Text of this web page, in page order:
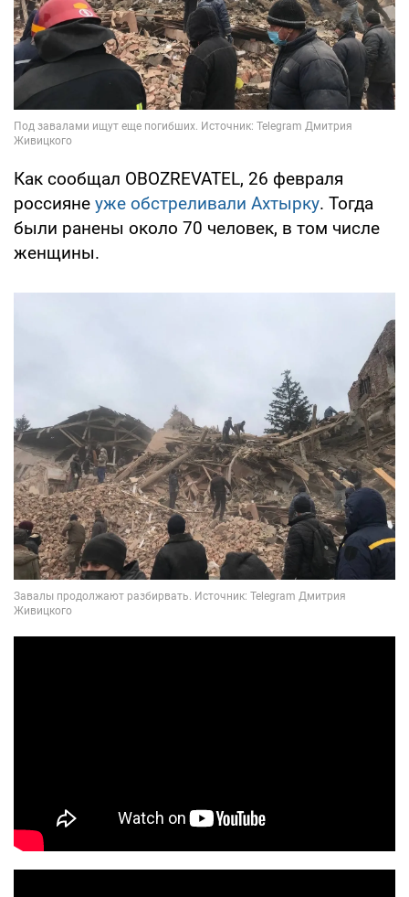
Как сообщал OBOZREVATEL, 26 февраля
россияне уже обстреливали Ахтырку. Тогда
были ранены около 70 человек, в том числе
женщины.